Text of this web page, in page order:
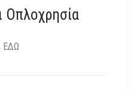
Οπλοχρησία
ΕΔΩ